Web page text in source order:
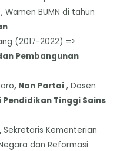
BUMN di tahun
(2017-2022) =>
Pembangunan
, Non Partai , Dosen
Pendidikan Tinggi Sains
Sekretaris Kementerian
dan Reformasi